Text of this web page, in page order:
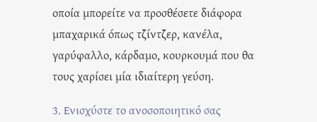
οποία μπορείτε να προσθέσετε διάφορα
μπαχαρικά όπως τζίντζερ, κανέλα,
γαρύφαλλο, κάρδαμο, κουρκουμά που θα
τους χαρίσει μία ιδιαίτερη γεύση.
3. Ενισχύστε το ανοσοποιητικό σας